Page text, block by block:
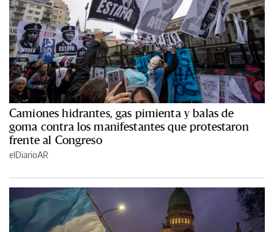
Camiones hidrantes, gas pimienta y balas de
goma contra los manifestantes que protestaron
frente al Congreso
elDiarioAR